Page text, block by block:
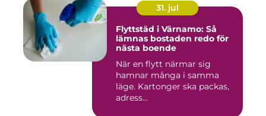
31. jul
Flyttstäd i Värnamo: Så
lämnas bostaden redo för
nästa boende
När en flytt närmar sig
hamnar många i samma
läge. Kartonger ska packas,
adress...